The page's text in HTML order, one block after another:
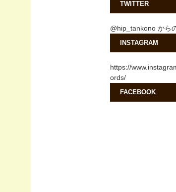
TWITTER
@hip_tankono から
INSTAGRAM
https://
ords/
FACEBOOK